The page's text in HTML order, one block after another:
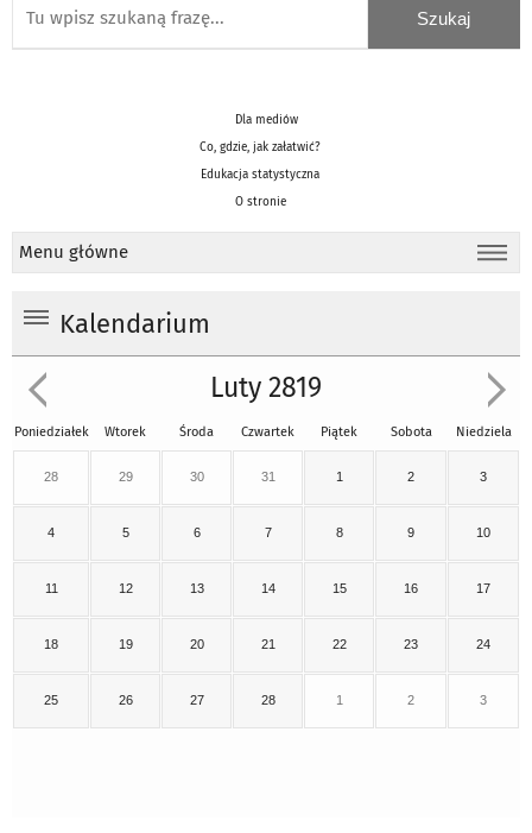
Dla mediów
Co, gdzie, jak załatwić?
Edukacja statystyczna
O stronie
Menu główne
Kalendarium
Luty 2819
Poniedziałek Wtorek Środa Czwartek Piątek Sobota Niedziela
28 29 30 31 1 2 3
4 5 6 7 8 9 10
11 12 13 14 15 16 17
18 19 20 21 22 23 24
25 26 27 28 1 2 3